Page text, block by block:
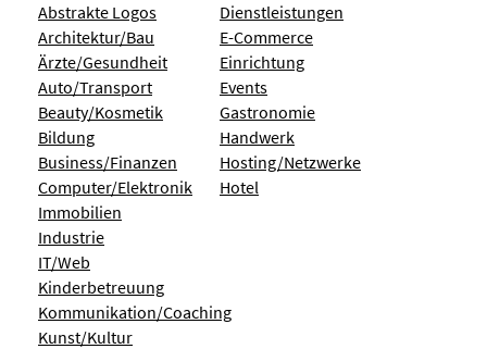
Abstrakte Logos
Architektur/Bau
Ärzte/Gesundheit
Auto/Transport
Beauty/Kosmetik
Bildung
Business/Finanzen
Computer/Elektronik
Dienstleistungen
E-Commerce
Einrichtung
Events
Gastronomie
Handwerk
Hosting/Netzwerke
Hotel
Immobilien
Industrie
IT/Web
Kinderbetreuung
Kommunikation/Coaching
Kunst/Kultur